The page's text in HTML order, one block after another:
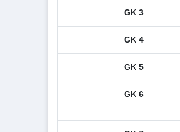
GK 3
GK 4
GK 5
GK 6